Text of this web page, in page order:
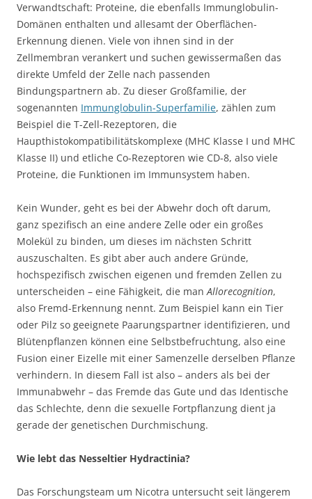
Verwandtschaft: Proteine, die ebenfalls Immunglobulin-
Domänen enthalten und allesamt der Oberflächen-
Erkennung dienen. Viele von ihnen sind in der
Zellmembran verankert und suchen gewissermaßen das
direkte Umfeld der Zelle nach passenden
Bindungspartnern ab. Zu dieser Großfamilie, der
sogenannten Immunglobulin-Superfamilie, zählen zum
Beispiel die T-Zell-Rezeptoren, die
Haupthistokompatibilitätskomplexe (MHC Klasse I und MHC
Klasse II) und etliche Co-Rezeptoren wie CD-8, also viele
Proteine, die Funktionen im Immunsystem haben.
Kein Wunder, geht es bei der Abwehr doch oft darum,
ganz spezifisch an eine andere Zelle oder ein großes
Molekül zu binden, um dieses im nächsten Schritt
auszuschalten. Es gibt aber auch andere Gründe,
hochspezifisch zwischen eigenen und fremden Zellen zu
unterscheiden – eine Fähigkeit, die manAllorecognition,
also Fremd-Erkennung nennt. Zum Beispiel kann ein Tier
oder Pilz so geeignete Paarungspartner identifizieren, und
Blütenpflanzen können eine Selbstbefruchtung, also eine
Fusion einer Eizelle mit einer Samenzelle derselben Pflanze
verhindern. In diesem Fall ist also – anders als bei der
Immunabwehr – das Fremde das Gute und das Identische
das Schlechte, denn die sexuelle Fortpflanzung dient ja
gerade der genetischen Durchmischung.
Wie lebt das Nesseltier Hydractinia?
Das Forschungsteam um Nicotra untersucht seit längerem